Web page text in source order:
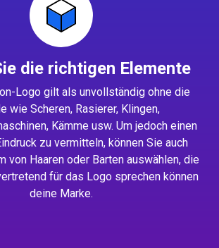
die richtigen Elemente
Logo gilt als unvollständig ohne die
wie Scheren, Rasierer, Klingen,
Kämme usw. Um jedoch einen
zu vermitteln, können Sie auch
von Haaren oder Barten auswählen, die
für das Logo sprechen können
deine Marke.